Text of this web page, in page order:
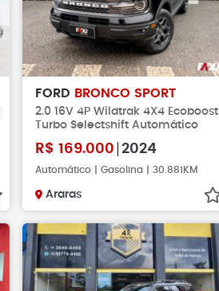
FORD BRONCO SPORT
2.0 16V 4P Wildtrak 4X4 Ecoboost
Turbo Selectshift Automático
R$ 169.000 2024
Automático | Gasolina | 30.881KM
Araras